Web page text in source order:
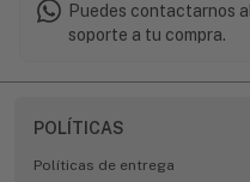
Puedes contactarnos al
soporte a tu compra.
POLÍTICAS
Políticas de entrega